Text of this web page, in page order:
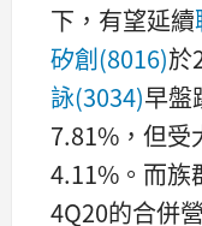
下，有望延續
矽創(8016)於
詠(3034)早盤
7.81%，但受
4.11%。而族
4Q20的合併